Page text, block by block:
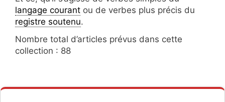
langage courant ou de verbes plus précis du
registre soutenu.
Nombre total d’articles prévus dans cette
collection : 88